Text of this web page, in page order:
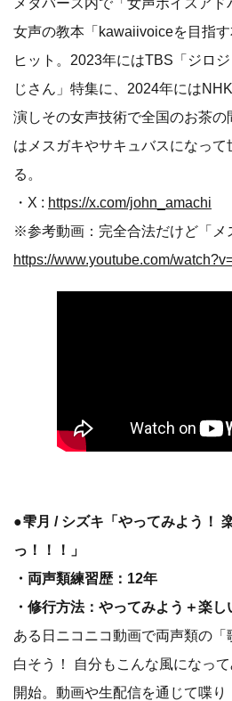
女声の教本「kawaiivoiceを目指
ヒット。2023年にはTBS「ジロ
じさん」特集に、2024年には
演しその女声技術で全国のお茶
はメスガキやサキュバスになっ
る。
・X : https://x.com/john_amachi
※参考動画：完全合法だけど「メ
https://www.youtube.com/
●雫月 / シズキ「やってみよう！
っ！！！」
・両声類練習歴：12年
・修行方法：やってみよう＋楽
ある日ニコニコ動画で両声類の
白そう！ 自分もこんな風になっ
開始。動画や生配信を通じて喋り